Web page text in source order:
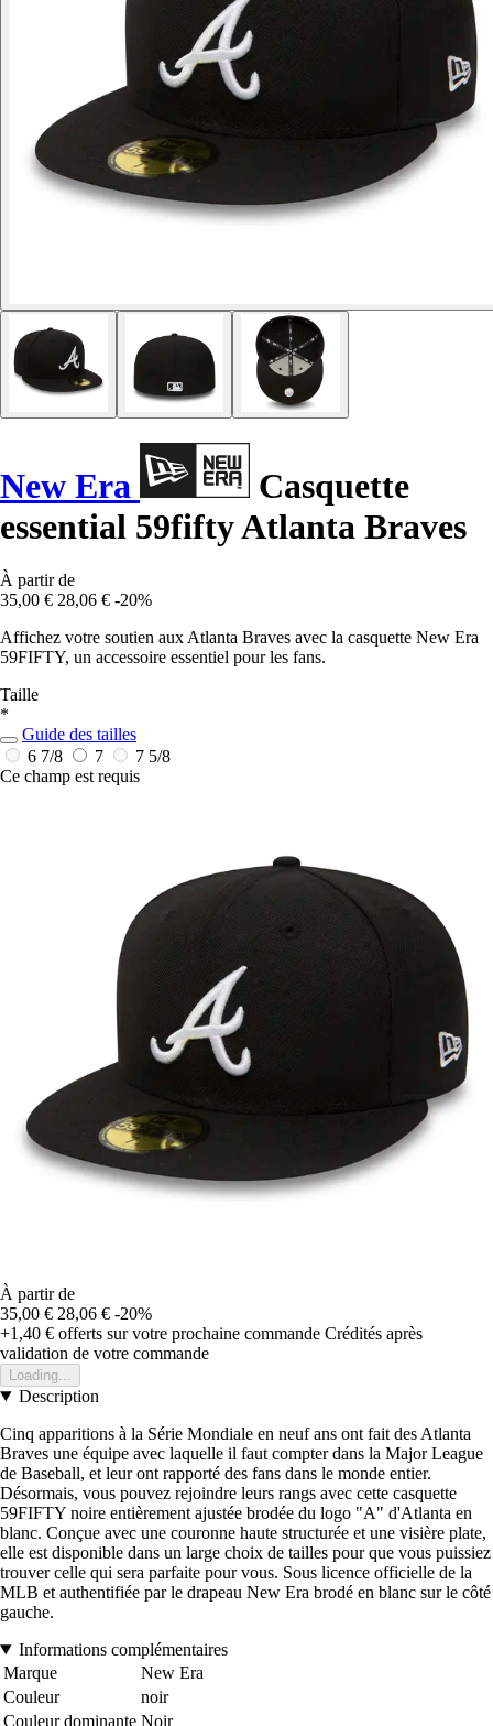
New Era
Casquette
essential 59fifty Atlanta Braves
À partir de
35,00 € 28,06 € -20%
Affichez votre soutien aux Atlanta Braves avec la casquette New Era
59FIFTY, un accessoire essentiel pour les fans.
Taille
*
Guide des tailles
6 7/8
7
7 5/8
Ce champ est requis
À partir de
35,00 € 28,06 € -20%
+1,40 € offerts sur votre prochaine commande Crédités après
validation de votre commande
Loading...
Description
Cinq apparitions à la Série Mondiale en neuf ans ont fait des Atlanta
Braves une équipe avec laquelle il faut compter dans la Major League
de Baseball, et leur ont rapporté des fans dans le monde entier.
Désormais, vous pouvez rejoindre leurs rangs avec cette casquette
59FIFTY noire entièrement ajustée brodée du logo "A" d'Atlanta en
blanc. Conçue avec une couronne haute structurée et une visière plate,
elle est disponible dans un large choix de tailles pour que vous puissiez
trouver celle qui sera parfaite pour vous. Sous licence officielle de la
MLB et authentifiée par le drapeau New Era brodé en blanc sur le côté
gauche.
Informations complémentaires
Marque
New Era
Couleur
noir
Couleur dominante Noir